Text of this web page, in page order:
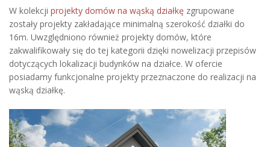
W kolekcji projekty domów na wąską działkę zgrupowane
zostały projekty zakładające minimalną szerokość działki do
16m. Uwzględniono również projekty domów, które
zakwalifikowały się do tej kategorii dzięki nowelizacji przepisów
dotyczących lokalizacji budynków na działce. W ofercie
posiadamy funkcjonalne projekty przeznaczone do realizacji na
wąską działkę.